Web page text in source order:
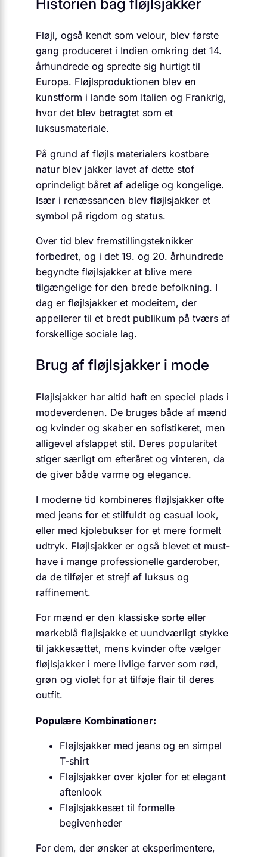
Fløjl, også kendt som velour, blev første
gang produceret i Indien omkring det 14.
århundrede og spredte sig hurtigt til
Europa. Fløjlsproduktionen blev en
kunstform i lande som Italien og Frankrig,
hvor det blev betragtet som et
luksusmateriale.
På grund af fløjls materialers kostbare
natur blev jakker lavet af dette stof
oprindeligt båret af adelige og kongelige.
Især i renæssancen blev fløjlsjakker et
symbol på rigdom og status.
Over tid blev fremstillingsteknikker
forbedret, og i det 19. og 20. århundrede
begyndte fløjlsjakker at blive mere
tilgængelige for den brede befolkning. I
dag er fløjlsjakker et modeitem, der
appellerer til et bredt publikum på tværs af
forskellige sociale lag.
Brug af fløjlsjakker i mode
Fløjlsjakker har altid haft en speciel plads i
modeverdenen. De bruges både af mænd
og kvinder og skaber en sofistikeret, men
alligevel afslappet stil. Deres popularitet
stiger særligt om efteråret og vinteren, da
de giver både varme og elegance.
I moderne tid kombineres fløjlsjakker ofte
med jeans for et stilfuldt og casual look,
eller med kjolebukser for et mere formelt
udtryk. Fløjlsjakker er også blevet et must-
have i mange professionelle garderober,
da de tilføjer et strejf af luksus og
raffinement.
For mænd er den klassiske sorte eller
mørkeblå fløjlsjakke et uundværligt stykke
til jakkesættet, mens kvinder ofte vælger
fløjlsjakker i mere livlige farver som rød,
grøn og violet for at tilføje flair til deres
outfit.
Populære Kombinationer:
Fløjlsjakker med jeans og en simpel
T-shirt
Fløjlsjakker over kjoler for et elegant
aftenlook
Fløjlsjakkesæt til formelle
begivenheder
For dem, der ønsker at eksperimentere,